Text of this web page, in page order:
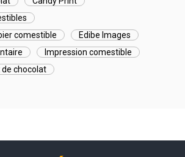
comestible
Edibe Images
Impression comestible
chocolat